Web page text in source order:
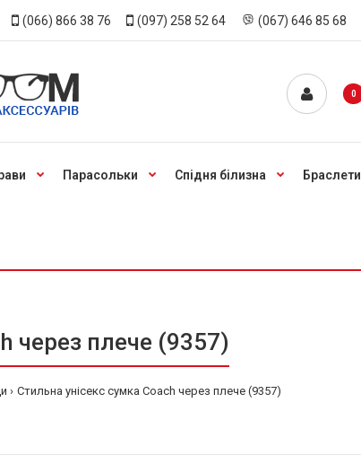
(066) 866 38 76 (097) 258 52 64 (067) 646 85 68
0
Парасольки Спідня білизна Браслети
через плече (9357)
Стильна унісекс сумка Coach через плече (9357)